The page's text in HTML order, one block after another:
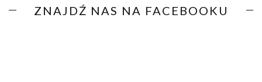
ZNAJDŹ NAS NA FACEBOOKU